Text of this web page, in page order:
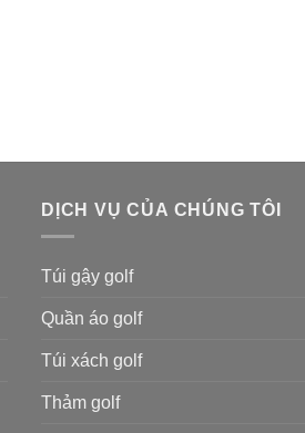
DỊCH VỤ CỦA CHÚNG TÔI
Túi gậy golf
Quần áo golf
Túi xách golf
Thảm golf